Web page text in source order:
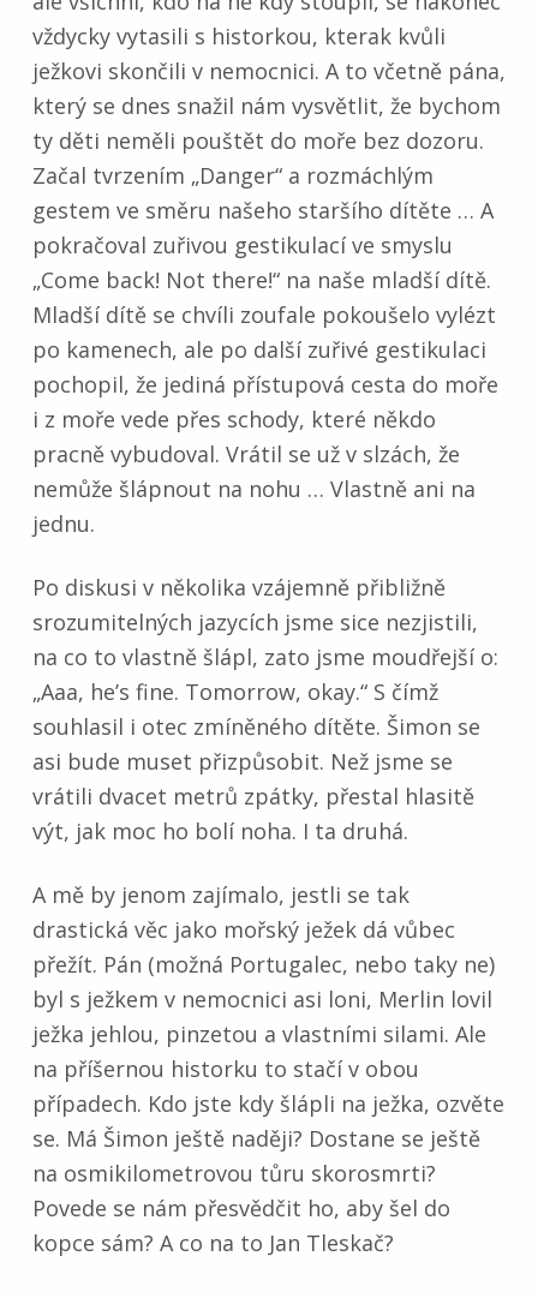
vždycky vytasili s historkou, kterak kvůli
ježkovi skončili v nemocnici. A to včetně pána,
který se dnes snažil nám vysvětlit, že bychom
ty děti neměli pouštět do moře bez dozoru.
Začal tvrzením „Danger“ a rozmáchlým
gestem ve směru našeho staršího dítěte … A
pokračoval zuřivou gestikulací ve smyslu
„Come back! Not there!“ na naše mladší dítě.
Mladší dítě se chvíli zoufale pokoušelo vylézt
po kamenech, ale po další zuřivé gestikulaci
pochopil, že jediná přístupová cesta do moře
i z moře vede přes schody, které někdo
pracně vybudoval. Vrátil se už v slzách, že
nemůže šlápnout na nohu … Vlastně ani na
jednu.
Po diskusi v několika vzájemně přibližně
srozumitelných jazycích jsme sice nezjistili,
na co to vlastně šlápl, zato jsme moudřejší o:
„Aaa, he’s fine. Tomorrow, okay.“ S čímž
souhlasil i otec zmíněného dítěte. Šimon se
asi bude muset přizpůsobit. Než jsme se
vrátili dvacet metrů zpátky, přestal hlasitě
výt, jak moc ho bolí noha. I ta druhá.
A mě by jenom zajímalo, jestli se tak
drastická věc jako mořský ježek dá vůbec
přežít. Pán (možná Portugalec, nebo taky ne)
byl s ježkem v nemocnici asi loni, Merlin lovil
ježka jehlou, pinzetou a vlastními silami. Ale
na příšernou historku to stačí v obou
případech. Kdo jste kdy šlápli na ježka, ozvěte
se. Má Šimon ještě naději? Dostane se ještě
na osmikilometrovou tůru skorosmrti?
Povede se nám přesvědčit ho, aby šel do
kopce sám? A co na to Jan Tleskač?
Skip back to main navigation